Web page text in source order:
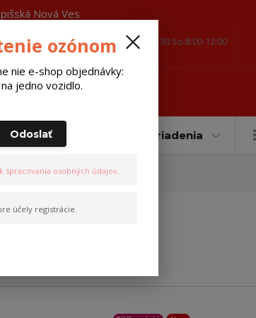
Nová Ves
Hľadať
0915 377 999 Po-Pia-8:00-17:30 So:8:00-12:00
Ťažné zariadenia
ozónom
nie e-shop objednávky:
jedno vozidlo.
Odoslať
spracovania osobných údajov.
účely registrácie.